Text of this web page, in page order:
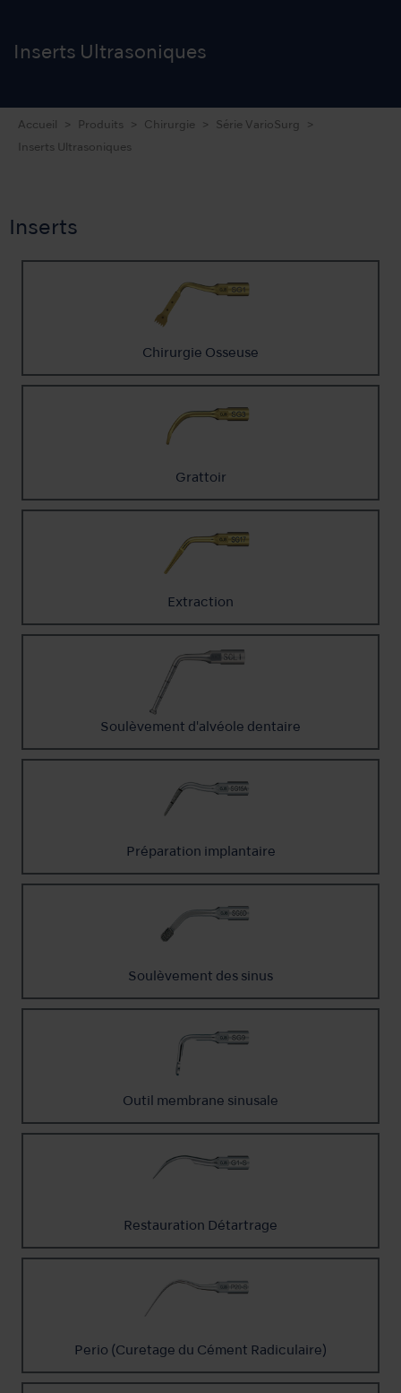
Inserts Ultrasoniques
Accueil Produits Chirurgie Série VarioSurg
Inserts Ultrasoniques
Inserts
Chirurgie Osseuse
Grattoir
Extraction
Soulèvement d'alvéole dentaire
Préparation implantaire
Soulèvement des sinus
Outil membrane sinusale
Restauration Détartrage
Perio (Curetage du Cément Radiculaire)